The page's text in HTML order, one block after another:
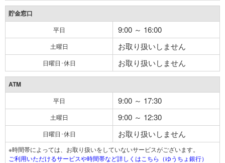
貯金窓口
平日 9:00 ～ 16:00
土曜日 お取り扱いしません
日曜日･休日 お取り扱いしません
ATM
平日 9:00 ～ 17:30
土曜日 9:00 ～ 12:30
日曜日･休日 お取り扱いしません
※時間帯によっては、お取り扱いをしていないサービスがございます。
ご利用いただけるサービスや時間帯など詳しくはこちら（ゆうちょ銀行）